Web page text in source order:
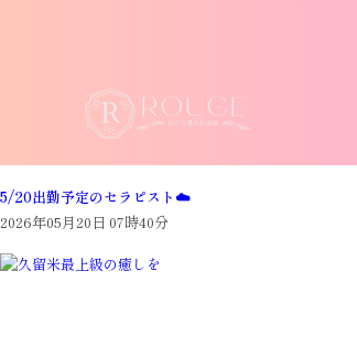
5/20出勤予定のセラピスト☁️
2026年05月20日 07時40分